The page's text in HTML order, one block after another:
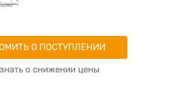
О ПОСТУПЛЕНИИ
о снижении цены